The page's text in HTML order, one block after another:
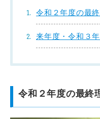
令和２年度の最
来年度・令和３
令和２年度の最終